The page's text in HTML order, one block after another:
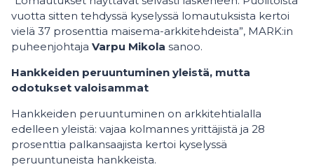
vuotta sitten tehdyssä kyselyssä lomautuksista kertoi
vielä 37 prosenttia maisema-arkkitehdeista”, MARK:in
puheenjohtaja Varpu Mikola sanoo.
Hankkeiden peruuntuminen yleistä, mutta
odotukset valoisammat
Hankkeiden peruuntuminen on arkkitehtialalla
edelleen yleistä: vajaa kolmannes yrittäjistä ja 28
prosenttia palkansaajista kertoi kyselyssä
peruuntuneista hankkeista.